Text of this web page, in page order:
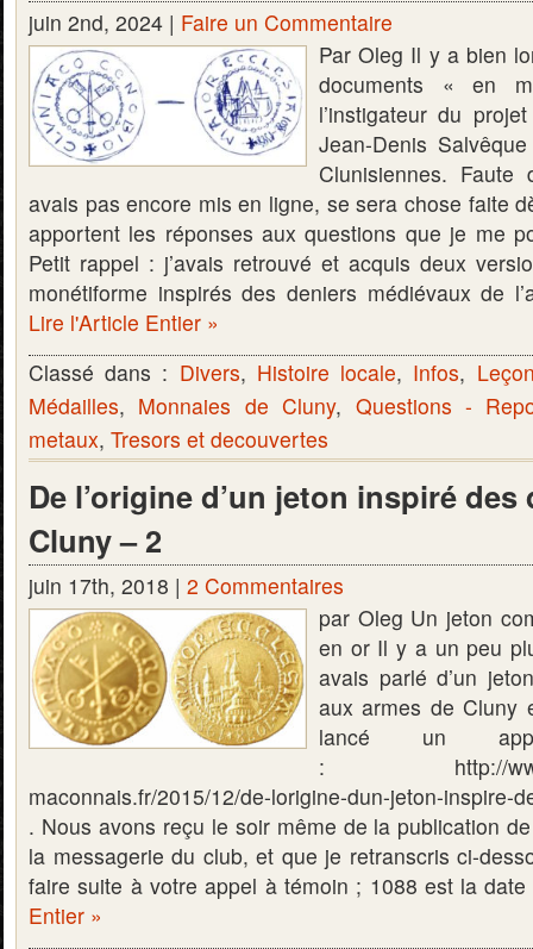
juin 2nd, 2024 | Faire un Commentaire
Par Oleg Il y a bien
documents « en
l’instigateur du
Jean-Denis
Clunisiennes.
avais pas encore mis en ligne, se sera chose faite
apportent les réponses aux questions que je me
Petit rappel : j’avais retrouvé et acquis deux
monétiforme inspirés des deniers médiévaux de
Lire l'Article Entier »
Classé dans : Divers, Histoire locale, Infos,
Médailles, Monnaies de Cluny, Questions -
metaux, Tresors et decouvertes
De l’origine d’un jeton inspiré des
Cluny – 2
juin 17th, 2018 | 2 Commentaires
par Oleg Un jeton
en or Il y a un peu
avais parlé d’un
aux armes de Cluny
lancé un
: http://
maconnais.fr/2015/12/de-lorigine-dun-jeton-inspire-
. Nous avons reçu le soir même de la publication
la messagerie du club, et que je retranscris ci-
faire suite à votre appel à témoin ; 1088 est la
Entier »